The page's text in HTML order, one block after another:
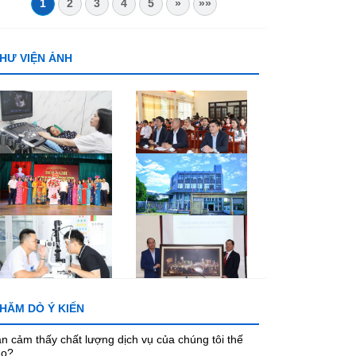
1 2 3 4 5 » »»
VIỆN ẢNH
DÒ Ý KIẾN
cảm thấy chất lượng dịch vụ của chúng tôi thế